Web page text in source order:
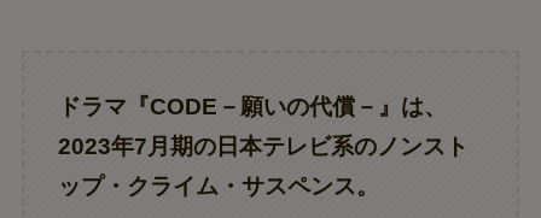
ドラマ『CODE－願いの代償－ 』は、
2023年7月期の日本テレビ系のノンスト
ップ・クライム・サスペンス。